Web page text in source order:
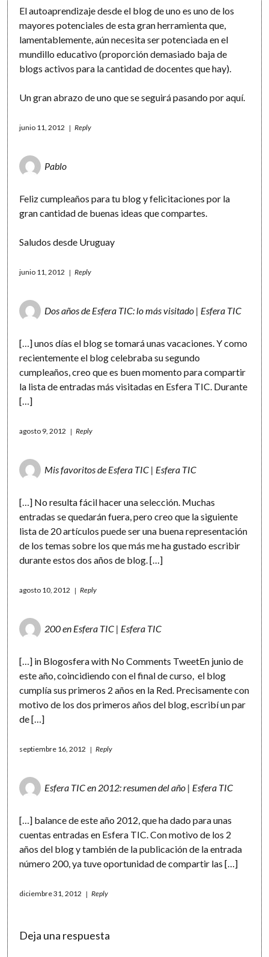
El autoaprendizaje desde el blog de uno es uno de los
mayores potenciales de esta gran herramienta que,
lamentablemente, aún necesita ser potenciada en el
mundillo educativo (proporción demasiado baja de
blogs activos para la cantidad de docentes que hay).
Un gran abrazo de uno que se seguirá pasando por aquí.
junio 11, 2012 Reply
Pablo
Feliz cumpleaños para tu blog y felicitaciones por la
gran cantidad de buenas ideas que compartes.
Saludos desde Uruguay
junio 11, 2012 Reply
Dos años de Esfera TIC: lo más visitado | Esfera TIC
[…] unos días el blog se tomará unas vacaciones. Y como
recientemente el blog celebraba su segundo
cumpleaños, creo que es buen momento para compartir
la lista de entradas más visitadas en Esfera TIC. Durante
[…]
agosto 9, 2012 Reply
Mis favoritos de Esfera TIC | Esfera TIC
[…] No resulta fácil hacer una selección. Muchas
entradas se quedarán fuera, pero creo que la siguiente
lista de 20 artículos puede ser una buena representación
de los temas sobre los que más me ha gustado escribir
durante estos dos años de blog. […]
agosto 10, 2012 Reply
200 en Esfera TIC | Esfera TIC
[…] in Blogosfera with No Comments TweetEn junio de
este año, coincidiendo con el final de curso, el blog
cumplía sus primeros 2 años en la Red. Precisamente con
motivo de los dos primeros años del blog, escribí un par
de […]
septiembre 16, 2012 Reply
Esfera TIC en 2012: resumen del año | Esfera TIC
[…] balance de este año 2012, que ha dado para unas
cuentas entradas en Esfera TIC. Con motivo de los 2
años del blog y también de la publicación de la entrada
número 200, ya tuve oportunidad de compartir las […]
diciembre 31, 2012 Reply
Deja una respuesta